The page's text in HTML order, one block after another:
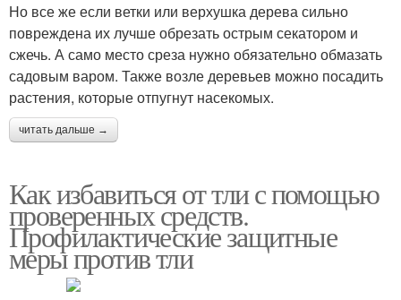
Но все же если ветки или верхушка дерева сильно
повреждена их лучше обрезать острым секатором и
сжечь. А само место среза нужно обязательно обмазать
садовым варом. Также возле деревьев можно посадить
растения, которые отпугнут насекомых.
читать дальше →
Как избавиться от тли с помощью
проверенных средств.
Профилактические защитные
меры против тли